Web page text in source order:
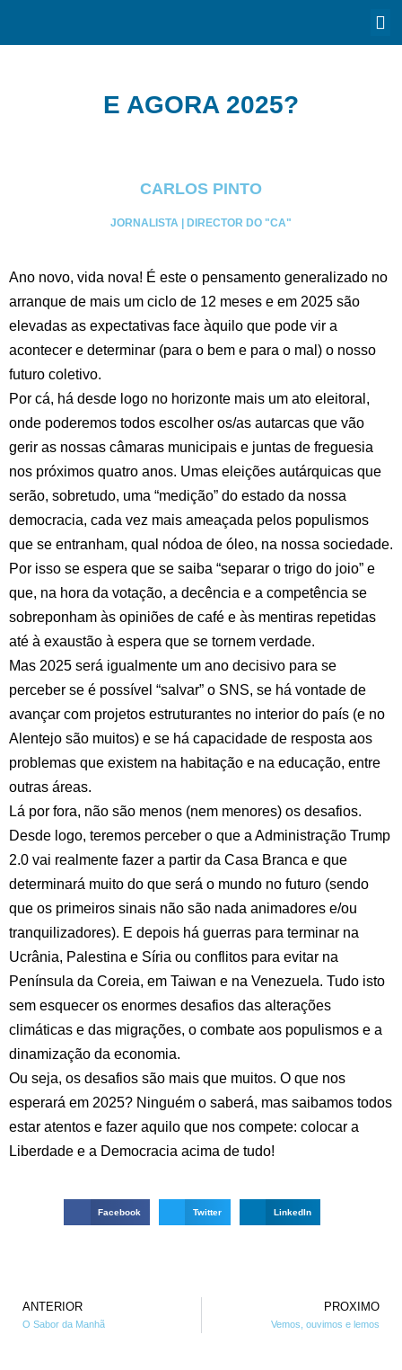
E AGORA 2025?
CARLOS PINTO
JORNALISTA | DIRECTOR DO "CA"
Ano novo, vida nova! É este o pensamento generalizado no
arranque de mais um ciclo de 12 meses e em 2025 são
elevadas as expectativas face àquilo que pode vir a
acontecer e determinar (para o bem e para o mal) o nosso
futuro coletivo.
Por cá, há desde logo no horizonte mais um ato eleitoral,
onde poderemos todos escolher os/as autarcas que vão
gerir as nossas câmaras municipais e juntas de freguesia
nos próximos quatro anos. Umas eleições autárquicas que
serão, sobretudo, uma “medição” do estado da nossa
democracia, cada vez mais ameaçada pelos populismos
que se entranham, qual nódoa de óleo, na nossa sociedade.
Por isso se espera que se saiba “separar o trigo do joio” e
que, na hora da votação, a decência e a competência se
sobreponham às opiniões de café e às mentiras repetidas
até à exaustão à espera que se tornem verdade.
Mas 2025 será igualmente um ano decisivo para se
perceber se é possível “salvar” o SNS, se há vontade de
avançar com projetos estruturantes no interior do país (e no
Alentejo são muitos) e se há capacidade de resposta aos
problemas que existem na habitação e na educação, entre
outras áreas.
Lá por fora, não são menos (nem menores) os desafios.
Desde logo, teremos perceber o que a Administração Trump
2.0 vai realmente fazer a partir da Casa Branca e que
determinará muito do que será o mundo no futuro (sendo
que os primeiros sinais não são nada animadores e/ou
tranquilizadores). E depois há guerras para terminar na
Ucrânia, Palestina e Síria ou conflitos para evitar na
Península da Coreia, em Taiwan e na Venezuela. Tudo isto
sem esquecer os enormes desafios das alterações
climáticas e das migrações, o combate aos populismos e a
dinamização da economia.
Ou seja, os desafios são mais que muitos. O que nos
esperará em 2025? Ninguém o saberá, mas saibamos todos
estar atentos e fazer aquilo que nos compete: colocar a
Liberdade e a Democracia acima de tudo!
Facebook Twitter LinkedIn
ANTERIOR
O Sabor da Manhã
PROXIMO
Vemos, ouvimos e lemos